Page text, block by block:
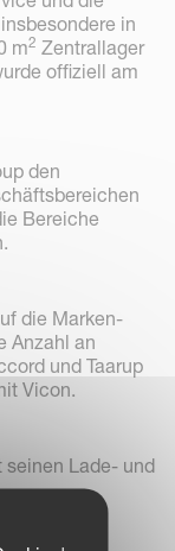
in
m2 Zentrallager
offiziell am
den
Bereiche
die Marken-
Anzahl an
und Taarup
Vicon.
seinen Lade- und
des